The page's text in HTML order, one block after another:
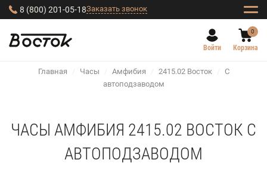
8 (800) 201-05-18Заказать звонок
Войти
0
Корзина
Главная / Часы / Амфибия / 2415.02 Восток / С
автоподзаводом
ЧАСЫ АМФИБИЯ 2415.02 ВОСТОК С
АВТОПОДЗАВОДОМ